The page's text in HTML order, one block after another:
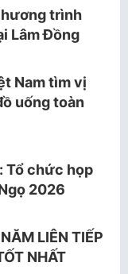
trình
Lâm Đồng
Nam tìm vị
uống toàn
Tổ chức họp
2026
LIÊN TIẾP
NHẤT